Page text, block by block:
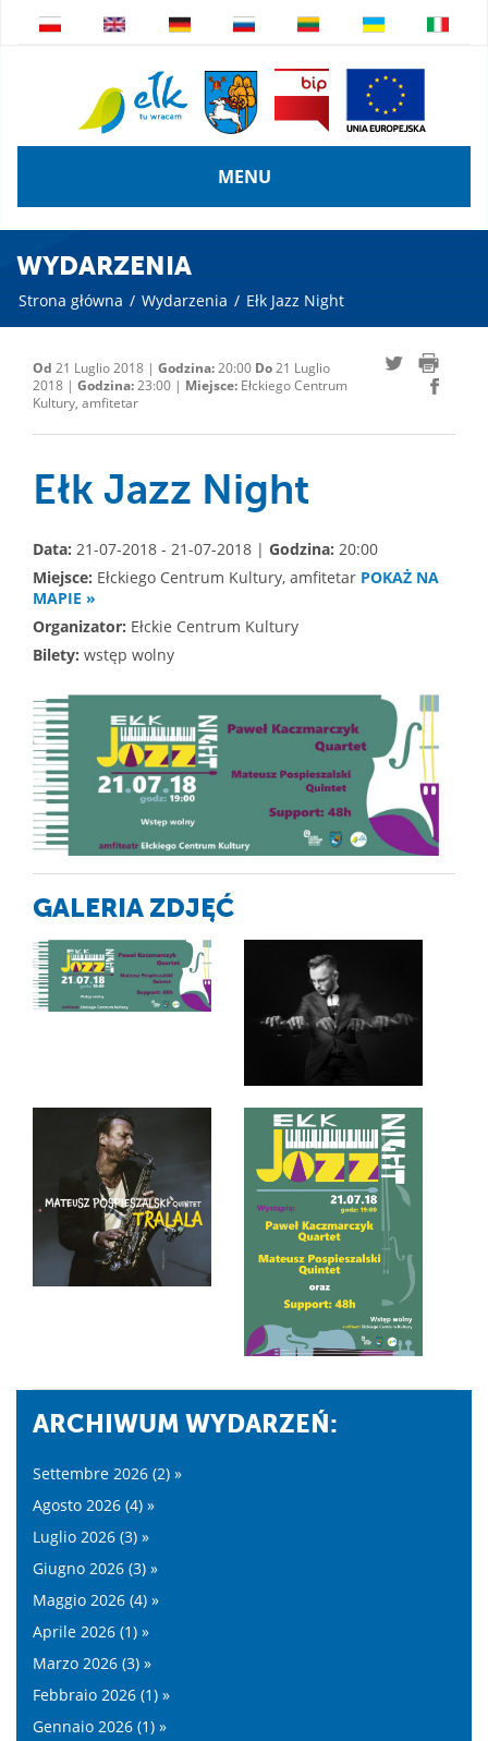
MENU
WYDARZENIA
Strona główna / Wydarzenia / Ełk Jazz Night
Od 21 Luglio 2018 | Godzina:20:00 Do21 Luglio
2018 | Godzina:23:00 | Miejsce: Ełckiego Centrum
Kultury, amfitetar
Ełk Jazz Night
Data: 21-07-2018 - 21-07-2018 | Godzina: 20:00
Miejsce: Ełckiego Centrum Kultury, amfitetar POKAŻ NA
MAPIE »
Organizator: Ełckie Centrum Kultury
Bilety: wstęp wolny
GALERIA ZDJĘĆ
ARCHIWUM WYDARZEŃ:
Settembre 2026 (2) »
Agosto 2026 (4) »
Luglio 2026 (3) »
Giugno 2026 (3) »
Maggio 2026 (4) »
Aprile 2026 (1) »
Marzo 2026 (3) »
Febbraio 2026 (1) »
Gennaio 2026 (1) »